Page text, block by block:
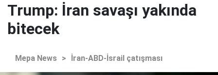
Trump: İran savaşı yakında
bitecek
Mepa News > İran-ABD-İsrail çatışması